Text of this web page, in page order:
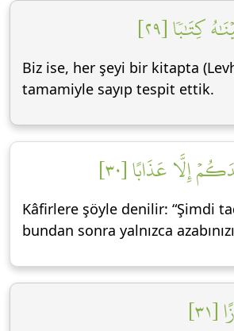
كِتَٰبٗا [٢٩]
Biz ise, her şeyi bir kitapta
tamamiyle sayıp tespit ettik.
إِلَّا عَذَابًا [٣٠]
Kâfirlere şöyle denilir: “Şimdi
bundan sonra yalnızca